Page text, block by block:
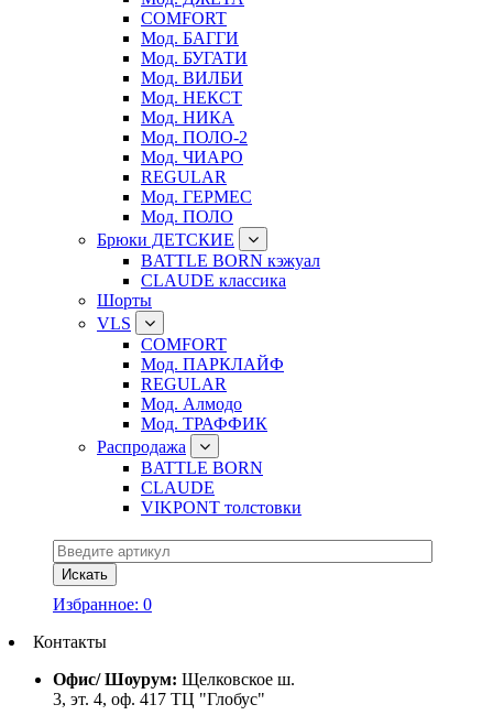
COMFORT
Мод. БАГГИ
Мод. БУГАТИ
Мод. ВИЛБИ
Мод. НЕКСТ
Мод. НИКА
Мод. ПОЛО-2
Мод. ЧИАРО
REGULAR
Мод. ГЕРМЕС
Мод. ПОЛО
Брюки ДЕТСКИЕ
BATTLE BORN кэжуал
CLAUDE классика
Шорты
VLS
COMFORT
Мод. ПАРКЛАЙФ
REGULAR
Мод. Алмодо
Мод. ТРАФФИК
Распродажа
BATTLE BORN
CLAUDE
VIKPONT толстовки
Избранное: 0
Контакты
Офис/ Шоурум: Щелковское ш.
3, эт. 4, оф. 417 ТЦ "Глобус"